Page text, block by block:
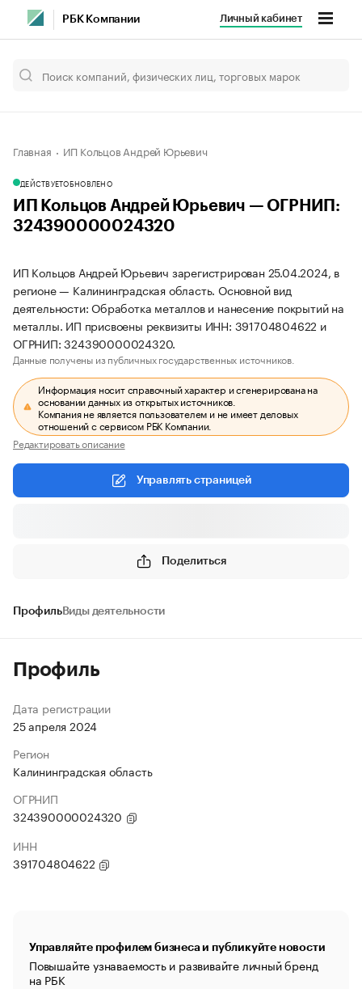
РБК Компании Личный кабинет
Главная ИП Кольцов Андрей Юрьевич
ДЕЙСТВУЕТОБНОВЛЕНО
ИП Кольцов Андрей Юрьевич — ОГРНИП:
324390000024320
ИП Кольцов Андрей Юрьевич зарегистрирован 25.04.2024, в
регионе — Калининградская область. Основной вид
деятельности: Обработка металлов и нанесение покрытий на
металлы. ИП присвоены реквизиты ИНН: 391704804622 и
ОГРНИП: 324390000024320.
Данные получены из публичных государственных источников.
Информация носит справочный характер и сгенерирована на
основании данных из открытых источников.
Компания не является пользователем и не имеет деловых
отношений с сервисом РБК Компании.
Редактировать описание
Управлять страницей
Поделиться
ПрофильВиды деятельности
Профиль
Дата регистрации
25 апреля 2024
Регион
Калининградская область
ОГРНИП
324390000024320
ИНН
391704804622
Управляйте профилем бизнеса и публикуйте новости
Повышайте узнаваемость и развивайте личный бренд
на РБК